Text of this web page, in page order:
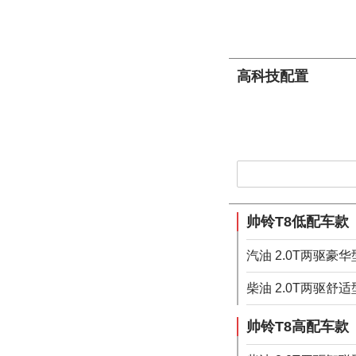
高科技配置
帅铃T8低配车款
汽油 2.0T两驱豪华
柴油 2.0T两驱舒适
帅铃T8高配车款